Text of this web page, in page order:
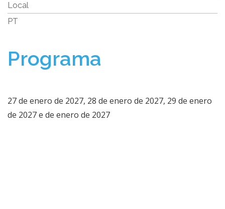
Local
PT
Programa
27 de enero de 2027, 28 de enero de 2027, 29 de enero
de 2027 e de enero de 2027​​